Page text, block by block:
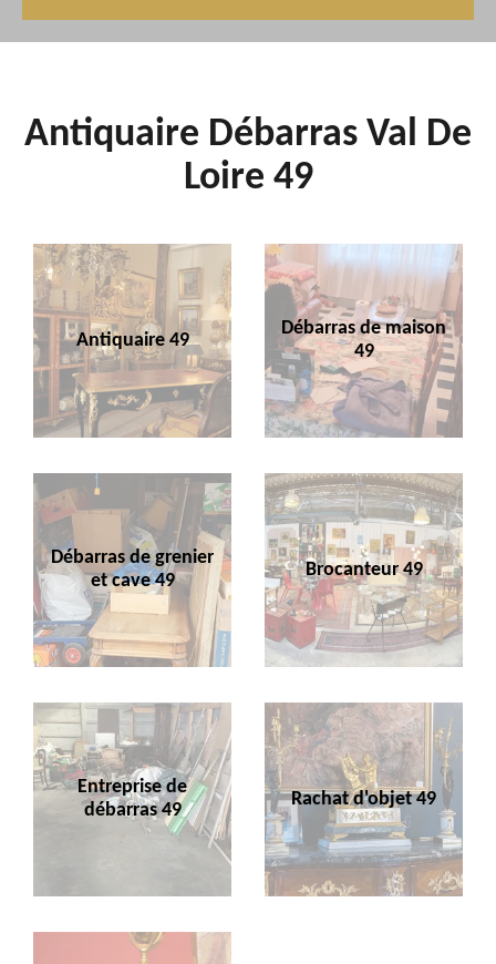
Antiquaire Débarras Val De
Loire 49
Antiquaire 49
Débarras de maison
49
Débarras de grenier
et cave 49
Brocanteur 49
Entreprise de
débarras 49
Rachat d'objet 49